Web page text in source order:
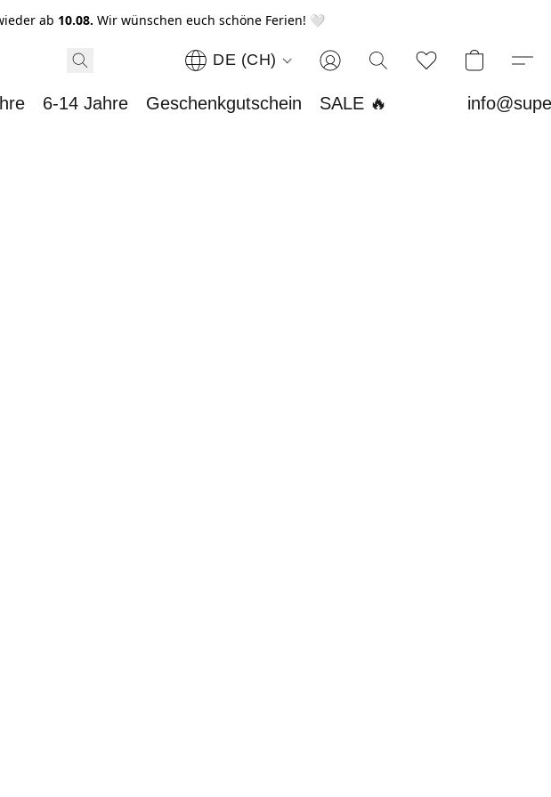
ab 10.08. Wir wünschen euch schöne Ferien! 🤍
DE (CH)
6-14 Jahre Geschenkgutschein SALE 🔥